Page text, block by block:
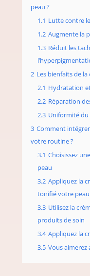
peau ?
1.1 Lutte contre
1.2 Augmente la
1.3 Réduit les
2 Les bienfaits de
2.1 Hydratation
2.2 Réparation
2.3 Uniformité
3 Comment
votre routine ?
3.1 Choisissez
peau
3.2 Appliquez la
tonifié votre peau
3.3 Utilisez la
produits de soin
3.4 Appliquez la
3.5 Vous aimerez